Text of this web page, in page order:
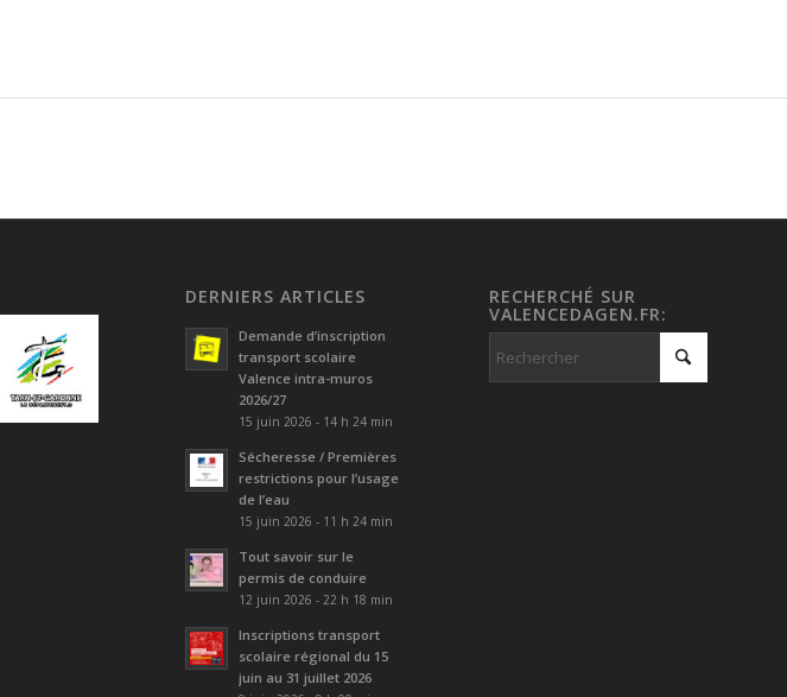
DERNIERS ARTICLES
Demande d’inscription
transport scolaire
Valence intra-muros
2026/27
15 juin 2026 - 14 h 24 min
Sécheresse / Premières
restrictions pour l’usage
de l’eau
15 juin 2026 - 11 h 24 min
Tout savoir sur le
permis de conduire
12 juin 2026 - 22 h 18 min
Inscriptions transport
scolaire régional du 15
juin au 31 juillet 2026
RECHERCHÉ SUR
VALENCEDAGEN.FR: